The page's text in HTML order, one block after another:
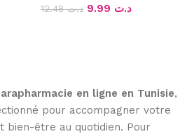
د.ت12.48 د.ت
en ligne en Tunisie,
pour accompagner votre
bien-être au quotidien. Pour